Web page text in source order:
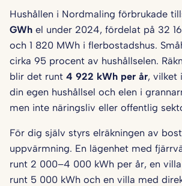
Hushållen i Nordmaling förbrukade
GWh el under 2024, fördelat på 32
och 1 820 MWh i flerbostadshus.
cirka 95 procent av hushållselen.
blir det runt 4 922 kWh per år, vilket
din egen hushållsel och elen i
men inte näringsliv eller offentlig
För dig själv styrs elräkningen av
uppvärmning. En lägenhet med
runt 2 000–4 000 kWh per år, en
runt 5 000 kWh och en villa med